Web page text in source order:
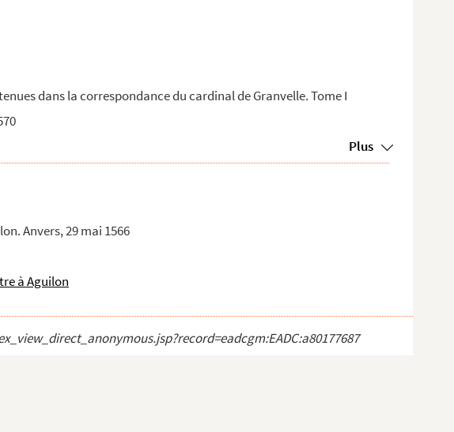
dans la correspondance du cardinal de Granvelle. Tome I
Plus
Anvers, 29 mai 1566
à Aguilon